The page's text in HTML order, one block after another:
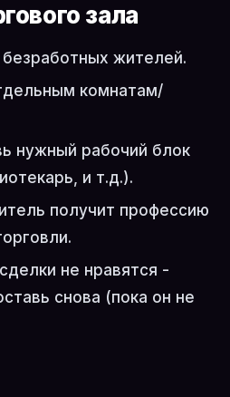
зала
жителей.
комнатам/
нужный рабочий блок
и т.д.).
получит профессию
не нравятся -
снова (пока он не